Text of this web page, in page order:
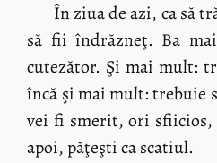
În ziua de azi, ca să
să fii îndrăzneţ. Ba
cutezător. Şi mai mult:
încă şi mai mult: trebuie
vei fi smerit, ori
apoi, păţeşti ca scatiul.